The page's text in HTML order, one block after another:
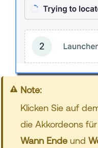
Note:
Klicken Sie auf
die Akkordeons für
Wann Endeund